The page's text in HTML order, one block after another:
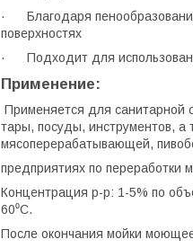
· Благодаря
поверхностях
· Подходит для
Применение:
Применяется для санитарной
тары, посуды, инструментов,
мясоперерабатывающей,
предприятиях по переработки
Концентрация р-р: 1-5% по
60⁰С.
После окончания мойки